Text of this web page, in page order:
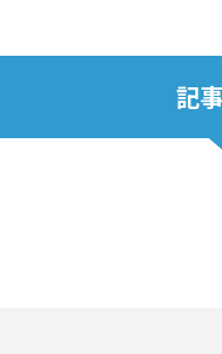
記